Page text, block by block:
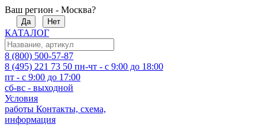
Ваш регион - Москва?
Да Нет
КАТАЛОГ
8 (800) 500-57-87
8 (495) 221 73 50 пн-чт - с 9:00 до 18:00
пт - с 9:00 до 17:00
сб-вс - выходной
Условия
работы Контакты, схема,
информация